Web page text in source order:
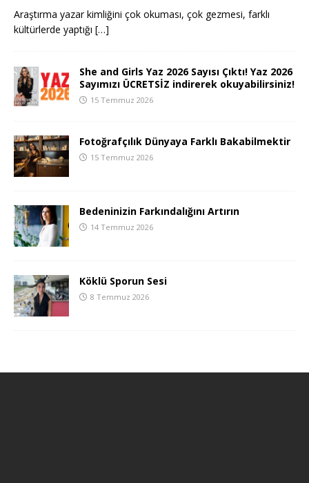
Araştırma yazar kimliğini çok okuması, çok gezmesi, farklı
kültürlerde yaptığı […]
She and Girls Yaz 2026 Sayısı Çıktı! Yaz 2026
Sayımızı ÜCRETSİZ indirerek okuyabilirsiniz!
15 Temmuz 2026
Fotoğrafçılık Dünyaya Farklı Bakabilmektir
15 Temmuz 2026
Bedeninizin Farkındalığını Artırın
14 Temmuz 2026
Köklü Sporun Sesi
8 Temmuz 2026